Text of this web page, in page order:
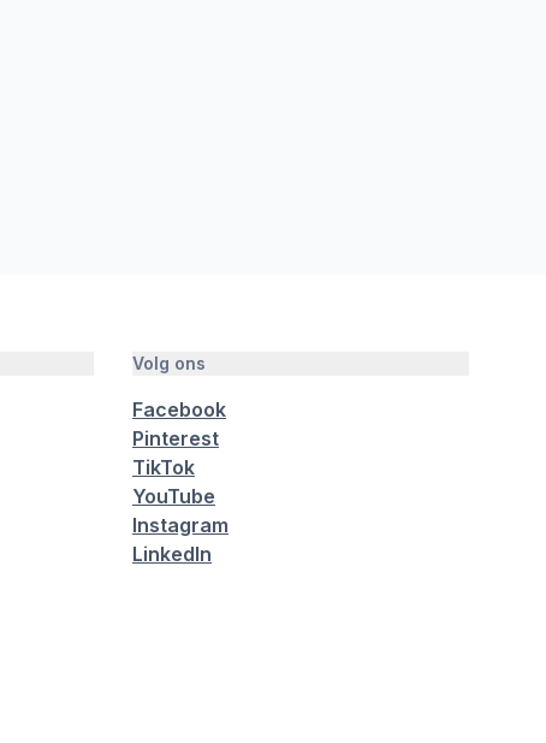
Volg ons
Facebook
Pinterest
TikTok
YouTube
Instagram
LinkedIn